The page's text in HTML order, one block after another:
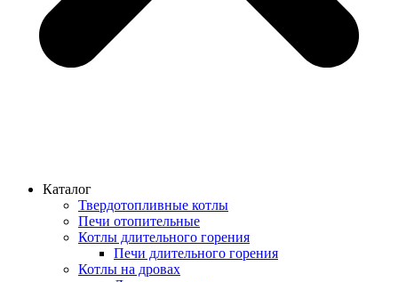
Каталог
Твердотопливные котлы
Печи отопительные
Котлы длительного горения
Печи длительного горения
Котлы на дровах